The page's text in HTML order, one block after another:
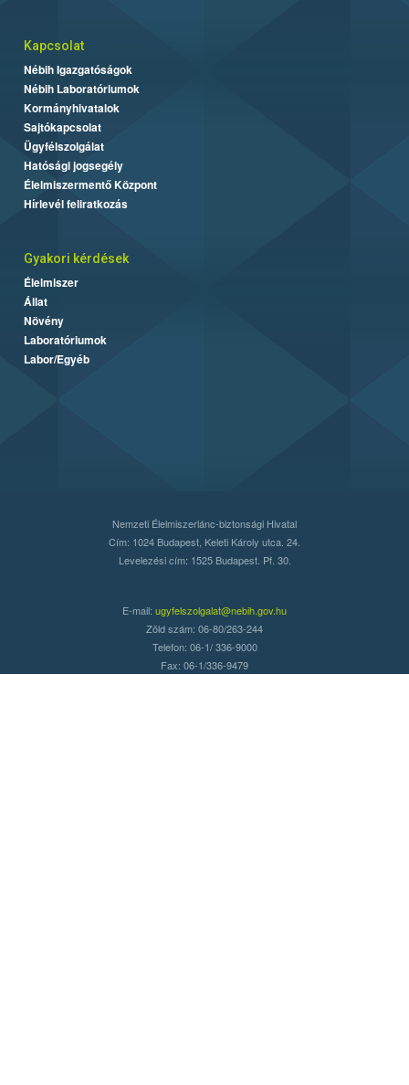
Kapcsolat
Nébih Igazgatóságok
Nébih Laboratóriumok
Kormányhivatalok
Sajtókapcsolat
Ügyfélszolgálat
Hatósági jogsegély
Élelmiszermentő Központ
Hírlevél feliratkozás
Gyakori kérdések
Élelmiszer
Állat
Növény
Laboratóriumok
Labor/Egyéb
Nemzeti Élelmiszerlánc-biztonsági Hivatal
Cím: 1024 Budapest, Keleti Károly utca. 24.
Levelezési cím: 1525 Budapest. Pf. 30.
E-mail: ugyfelszolgalat@nebih.gov.hu
Zöld szám: 06-80/263-244
Telefon: 06-1/ 336-9000
Fax: 06-1/336-9479